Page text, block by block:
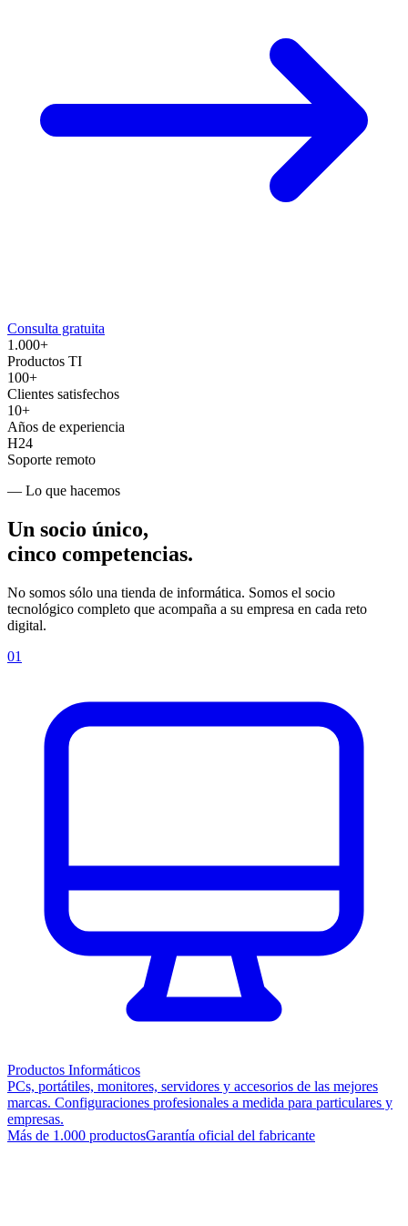
Consulta gratuita
1.000+
Productos TI
100+
Clientes satisfechos
10+
Años de experiencia
H24
Soporte remoto
— Lo que hacemos
Un socio único,
cinco competencias.
No somos sólo una tienda de informática. Somos el socio
tecnológico completo que acompaña a su empresa en cada reto
digital.
01
Productos Informáticos
PCs, portátiles, monitores, servidores y accesorios de las mejores
marcas. Configuraciones profesionales a medida para particulares y
empresas.
Más de 1.000 productosGarantía oficial del fabricante